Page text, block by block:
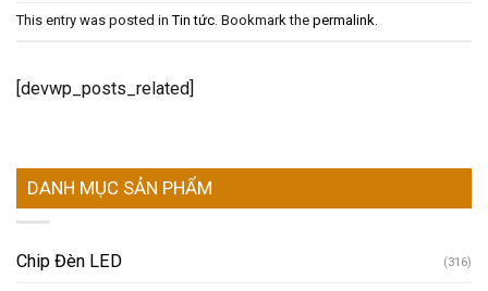
This entry was posted inTin tức. Bookmark the permalink.
[devwp_posts_related]
DANH MỤC SẢN PHẨM
Chip Đèn LED (316)